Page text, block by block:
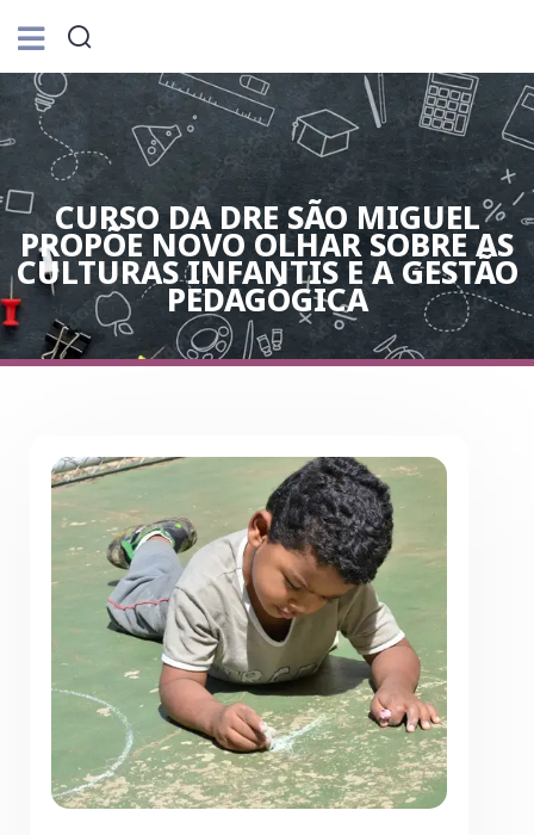
CURSO DA DRE SÃO MIGUEL
PROPÕE NOVO OLHAR SOBRE AS
CULTURAS INFANTIS E A GESTÃO
PEDAGÓGICA